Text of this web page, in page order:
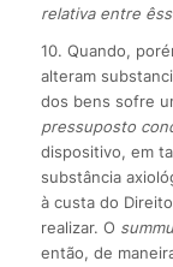
relativa entre
10. Quando,
alteram
dos bens sofre
pressuposto
dispositivo, em
substância
à custa do
realizar. O
então, de